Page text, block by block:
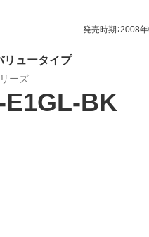
発売時期：2008
ュータイプ
ーズ
E1GL-BK